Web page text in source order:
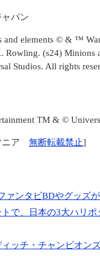
パン
and elements © & ™
Rowling. (s24) Minions
Studios. All rights
TM & ©
ニア 無断転載禁止]
ァンタビBDやグッズ
で、日本の3大ハリ
ッチ・チャンピオン